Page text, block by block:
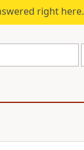
right here.